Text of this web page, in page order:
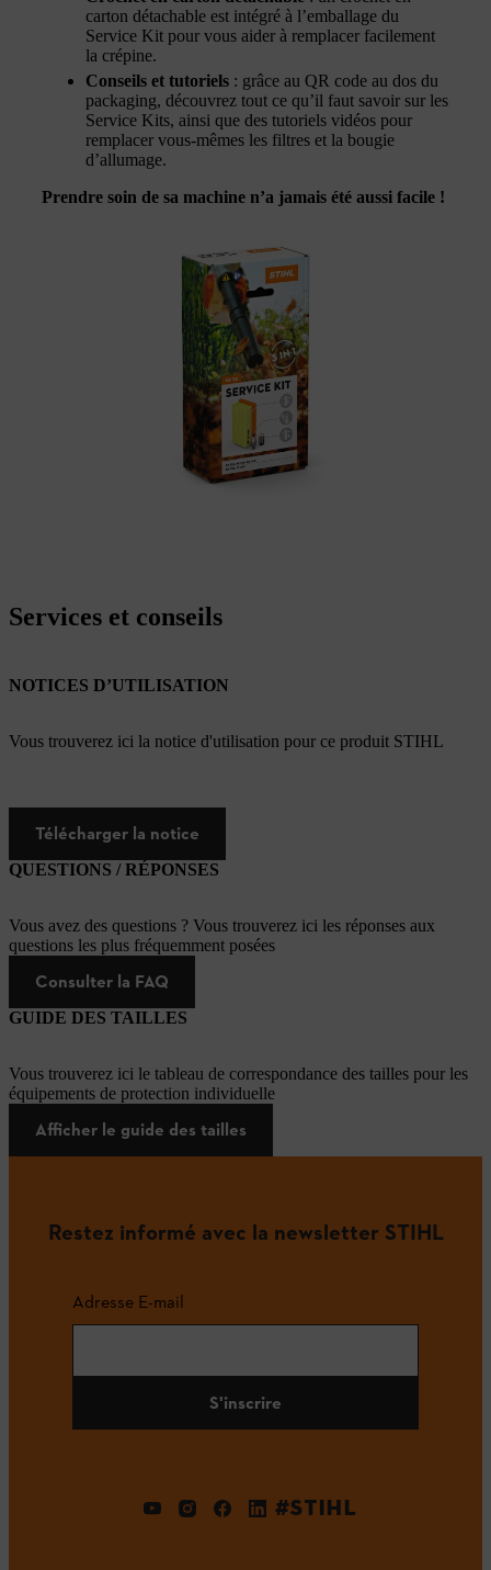
carton détachable est intégré à l’emballage du
Service Kit pour vous aider à remplacer facilement
la crépine.
Conseils et tutoriels : grâce au QR code au dos du
packaging, découvrez tout ce qu’il faut savoir sur les
Service Kits, ainsi que des tutoriels vidéos pour
remplacer vous-mêmes les filtres et la bougie
d’allumage.
Prendre soin de sa machine n’a jamais été aussi facile !
Services et conseils
NOTICES D’UTILISATION
Vous trouverez ici la notice d'utilisation pour ce produit STIHL
Télécharger la notice
QUESTIONS / RÉPONSES
Vous avez des questions ? Vous trouverez ici les réponses aux
questions les plus fréquemment posées
Consulter la FAQ
GUIDE DES TAILLES
Vous trouverez ici le tableau de correspondance des tailles pour les
équipements de protection individuelle
Afficher le guide des tailles
Restez informé avec la newsletter STIHL
Adresse E-mail
S'inscrire
#STIHL